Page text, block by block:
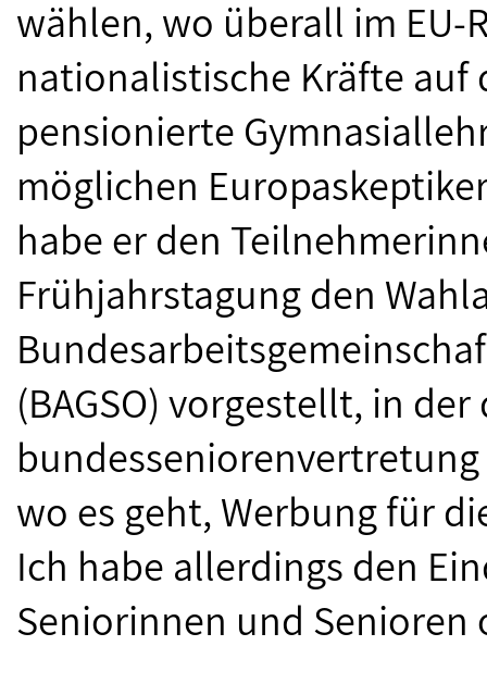
wählen, wo überall im
nationalistische Kräfte auf
pensionierte
möglichen
habe er den
Frühjahrstagung den
(BAGSO) vorgestellt, in
wo es geht, Werbung für
Ich habe allerdings den
Seniorinnen und Senioren